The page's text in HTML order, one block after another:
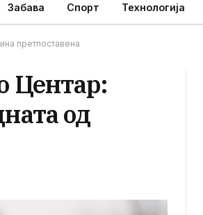
Забава Спорт Технологија
претпоставена
Центар:
од